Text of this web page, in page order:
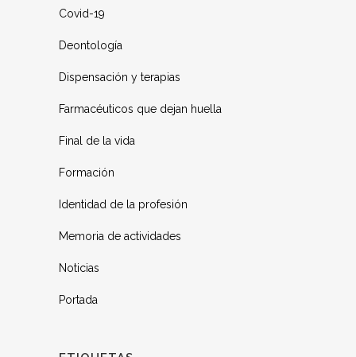
Covid-19
Deontología
Dispensación y terapias
Farmacéuticos que dejan huella
Final de la vida
Formación
Identidad de la profesión
Memoria de actividades
Noticias
Portada